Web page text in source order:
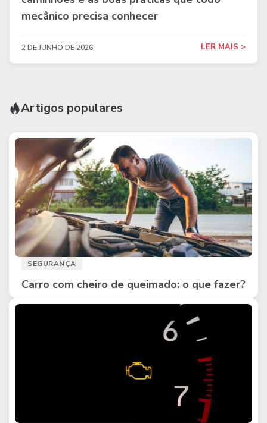
mecânico precisa conhecer
2 DE JUNHO DE 2026 LER MAIS >
Artigos populares
SEGURANÇA
Carro com cheiro de queimado: o que fazer?